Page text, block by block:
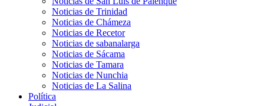
Noticias de Trinidad
Noticias de Chámeza
Noticias de Recetor
Noticias de sabanalarga
Noticias de Sácama
Noticias de Tamara
Noticias de Nunchia
Noticias de La Salina
Política